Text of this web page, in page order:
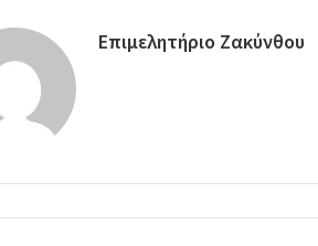
Επιμελητήριο Ζακύνθου